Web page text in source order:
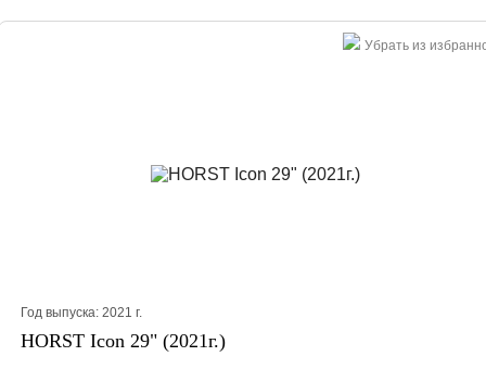
Убрать из
Год выпуска: 2021 г.
HORST Icon 29" (2021г.)